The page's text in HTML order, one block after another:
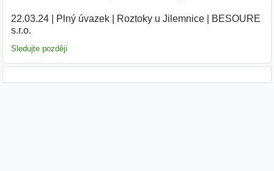
22.03.24| Plný úvazek| Roztoky u Jilemnice|
BESOURE
s.r.o.
Sledujte později